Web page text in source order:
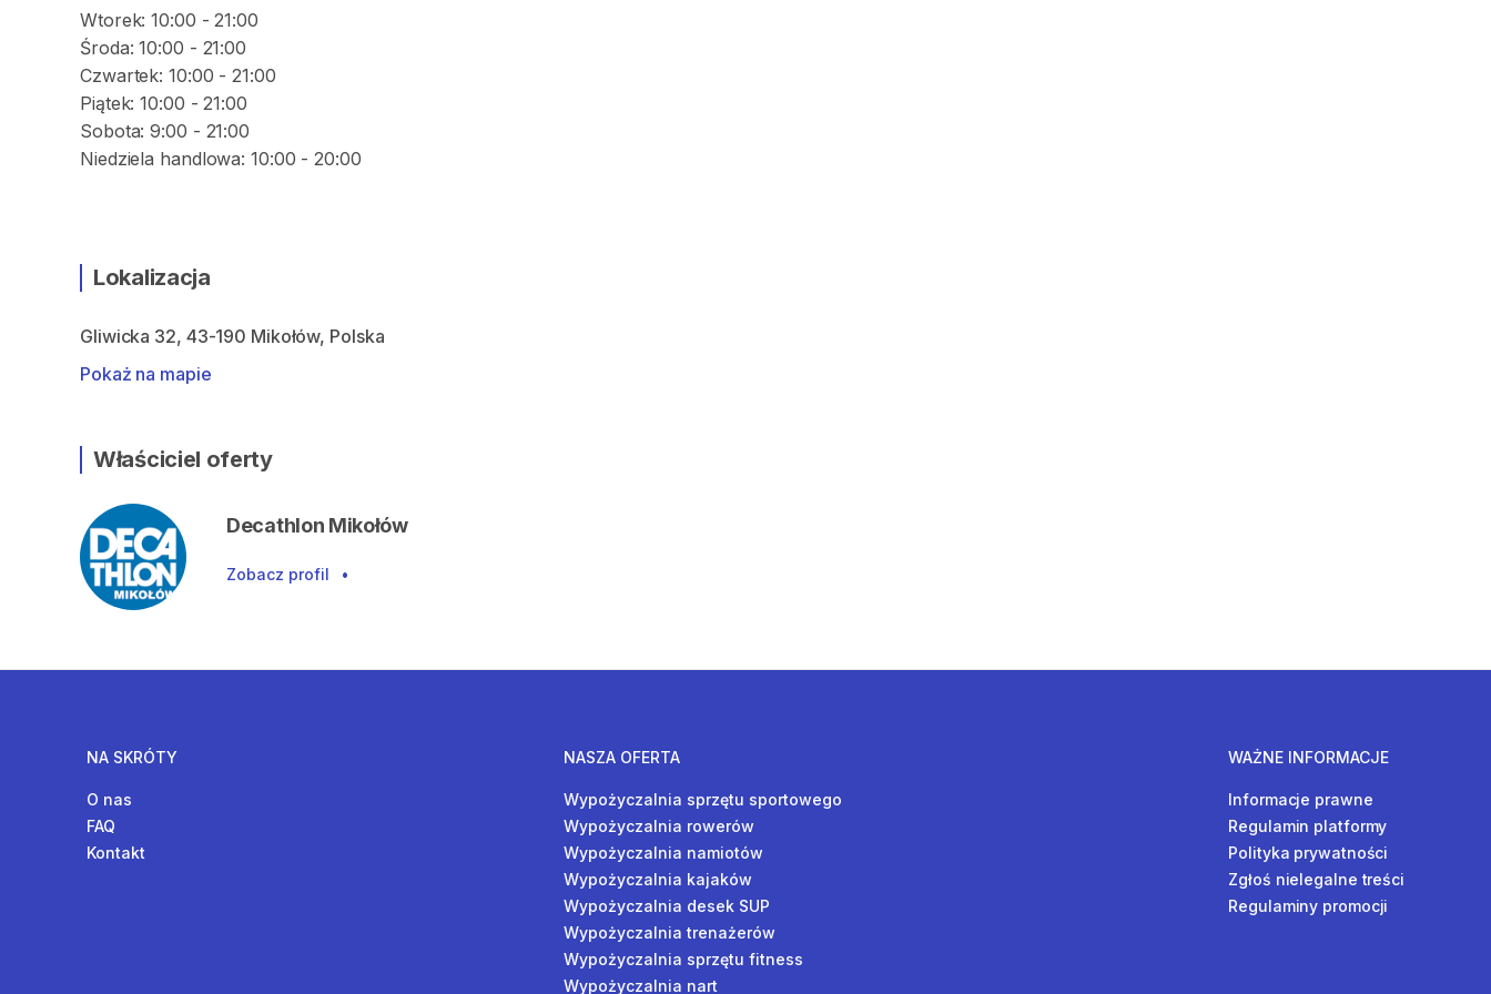
Wtorek: 10:00 - 21:00
Środa: 10:00 - 21:00
Czwartek: 10:00 - 21:00
Piątek: 10:00 - 21:00
Sobota: 9:00 - 21:00
Niedziela handlowa: 10:00 - 20:00
Lokalizacja
Gliwicka 32, 43-190 Mikołów, Polska
Pokaż na mapie
Właściciel oferty
Decathlon Mikołów
Zobacz profil •
NA SKRÓTY
O nas
FAQ
Kontakt
NASZA OFERTA
Wypożyczalnia sprzętu sportowego
Wypożyczalnia rowerów
Wypożyczalnia namiotów
Wypożyczalnia kajaków
Wypożyczalnia desek SUP
Wypożyczalnia trenażerów
Wypożyczalnia sprzętu fitness
Wypożyczalnia nart
WAŻNE INFORMACJE
Informacje prawne
Regulamin platformy
Polityka prywatności
Zgłoś nielegalne treści
Regulaminy promocji